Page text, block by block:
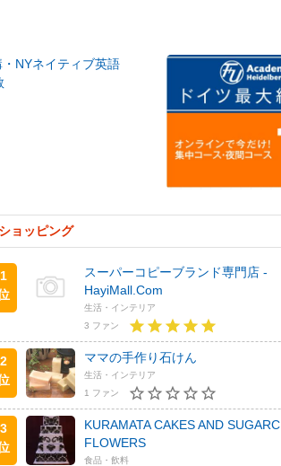
NYネイティブ英語
ショッピング
1
スーパーコピーブランド専門店 -
HayiMall.Com
生活・インテリア
3 ファン
2
ママの手作り石けん
生活・インテリア
1 ファン
3
KURAMATA CAKES AND SUGARC
FLOWERS
食品・飲料